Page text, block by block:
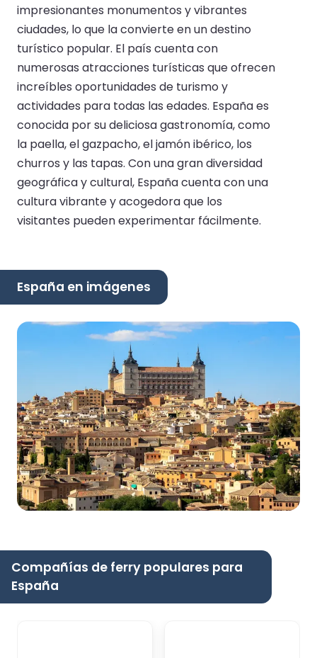
impresionantes monumentos y vibrantes
ciudades, lo que la convierte en un destino
turístico popular. El país cuenta con
numerosas atracciones turísticas que ofrecen
increíbles oportunidades de turismo y
actividades para todas las edades. España es
conocida por su deliciosa gastronomía, como
la paella, el gazpacho, el jamón ibérico, los
churros y las tapas. Con una gran diversidad
geográfica y cultural, España cuenta con una
cultura vibrante y acogedora que los
visitantes pueden experimentar fácilmente.
España en imágenes
Compañías de ferry populares para
España